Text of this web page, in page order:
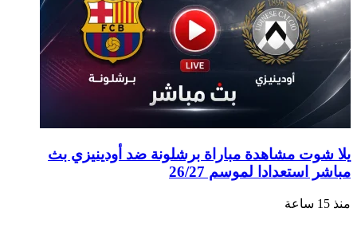
مشاهدة مباراة برشلونة ضد أودينيزي بث
لموسم 26/27